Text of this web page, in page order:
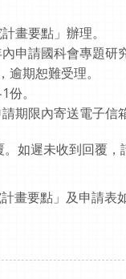
畫要點」辦理。
申請國科會專題研
期恕難受理。
。
期限內寄送電子信
未收到回覆，請
要點」及申請表如